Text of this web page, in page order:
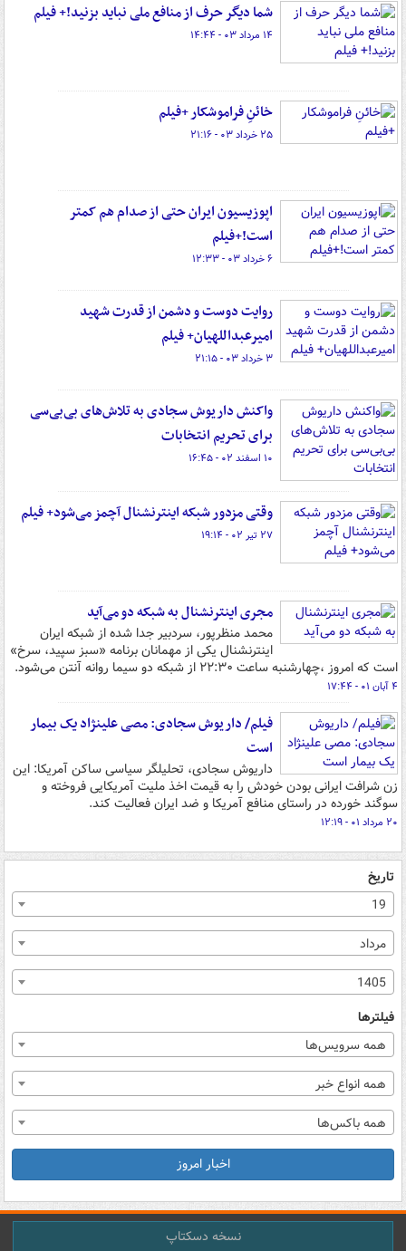
شما دیگر حرف از منافع ملی نباید بزنید!+ فیلم
۱۴ مرداد ۰۳ - ۱۴:۴۴
خائنِ فراموشکار +فیلم
۲۵ خرداد ۰۳ - ۲۱:۱۶
اپوزیسیون ایران حتی از صدام هم کمتر
است!+فیلم
۶ خرداد ۰۳ - ۱۲:۳۳
روایت دوست و دشمن از قدرت شهید
امیرعبداللهیان+ فیلم
۳ خرداد ۰۳ - ۲۱:۱۵
واکنش داریوش سجادی به تلاش‌های بی‌بی‌سی
برای تحریم انتخابات
۱۰ اسفند ۰۲ - ۱۶:۴۵
وقتی مزدور شبکه اینترنشنال آچمز می‌شود+ فیلم
۲۷ تیر ۰۲ - ۱۹:۱۴
مجری اینترنشنال به شبکه دو می‌آید
محمد منظرپور، سردبیر جدا شده از شبکه ایران
اینترنشنال یکی از مهمانان برنامه «سبز سپید، سرخ»
است که امروز ،چهارشنبه ساعت ۲۲:۳۰ از شبکه دو سیما روانه آنتن می‌شود.
۴ آبان ۰۱ - ۱۷:۴۴
فیلم/ داریوش سجادی: مصی علینژاد یک بیمار
است
داریوش سجادی، تحلیلگر سیاسی ساکن آمریکا: این
زن شرافت ایرانی بودن خودش را به قیمت اخذ ملیت آمریکایی فروخته و
سوگند خورده در راستای منافع آمریکا و ضد ایران فعالیت کند.
۲۰ مرداد ۰۱ - ۱۲:۱۹
تاریخ
19
مرداد
1405
فیلترها
همه سرویس‌ها
همه انواع خبر
همه باکس‌ها
اخبار امروز
نسخه دسکتاپ